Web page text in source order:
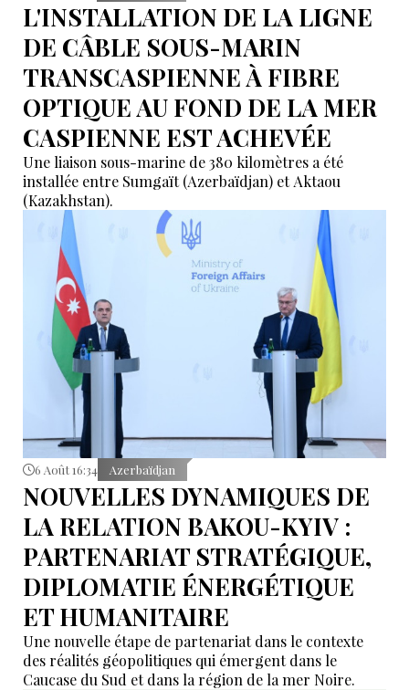
L'INSTALLATION DE LA LIGNE
DE CÂBLE SOUS-MARIN
TRANSCASPIENNE À FIBRE
OPTIQUE AU FOND DE LA MER
CASPIENNE EST ACHEVÉE
Une liaison sous-marine de 380 kilomètres a été
installée entre Sumgaït (Azerbaïdjan) et Aktaou
(Kazakhstan).
6 Août 16:34 Azerbaïdjan
NOUVELLES DYNAMIQUES DE
LA RELATION BAKOU-KYIV :
PARTENARIAT STRATÉGIQUE,
DIPLOMATIE ÉNERGÉTIQUE
ET HUMANITAIRE
Une nouvelle étape de partenariat dans le contexte
des réalités géopolitiques qui émergent dans le
Caucase du Sud et dans la région de la mer Noire.